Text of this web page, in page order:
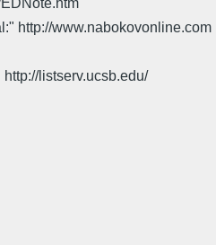
http://www.nabokovonline.com
listserv.ucsb.edu/